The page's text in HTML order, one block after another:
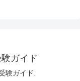
ガイド
験ガイド.